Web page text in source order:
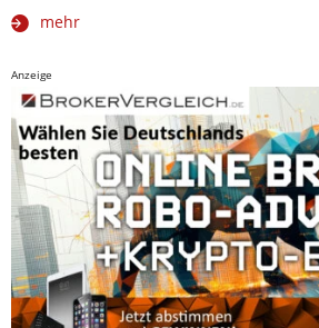
mehr
Anzeige